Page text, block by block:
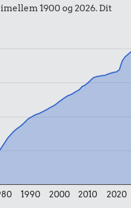
Avis
1900 og 2026. Dit
1990 2000 2010 2020